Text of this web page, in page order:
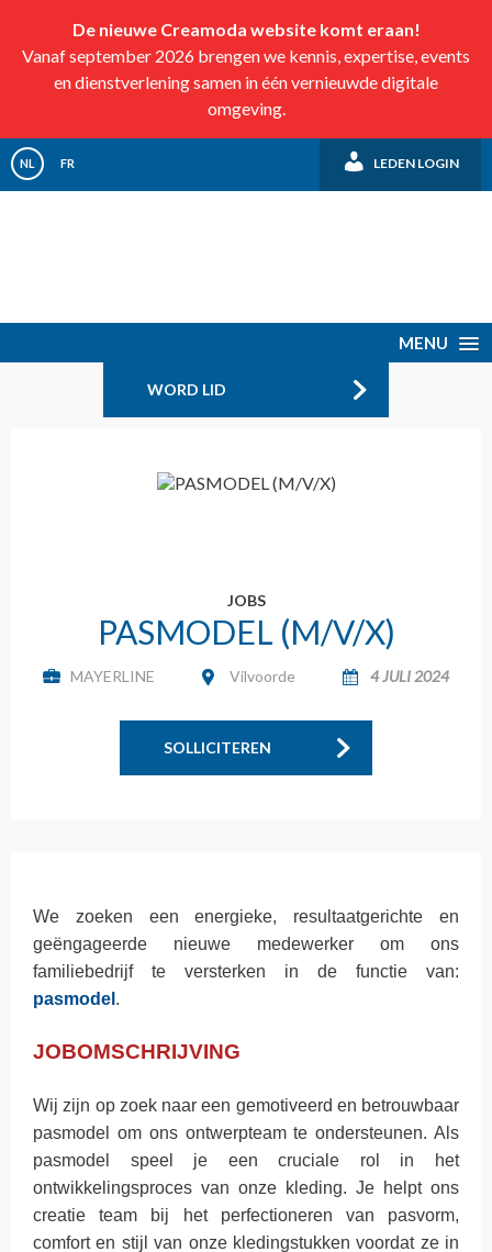
De nieuwe Creamoda website komt eraan!
Vanaf september 2026 brengen we kennis, expertise, events
en dienstverlening samen in één vernieuwde digitale
omgeving.
NL FR LEDEN LOGIN
MENU
WORD LID
JOBS
PASMODEL (M/V/X)
MAYERLINE Vilvoorde 4 JULI 2024
SOLLICITEREN
We zoeken een energieke, resultaatgerichte en
geëngageerde nieuwe medewerker om ons
familiebedrijf te versterken in de functie van:
pasmodel .
JOBOMSCHRIJVING
Wij zijn op zoek naar een gemotiveerd en betrouwbaar
pasmodel om ons ontwerpteam te ondersteunen. Als
pasmodel speel je een cruciale rol in het
ontwikkelingsproces van onze kleding. Je helpt ons
creatie team bij het perfectioneren van pasvorm,
comfort en stijl van onze kledingstukken voordat ze in